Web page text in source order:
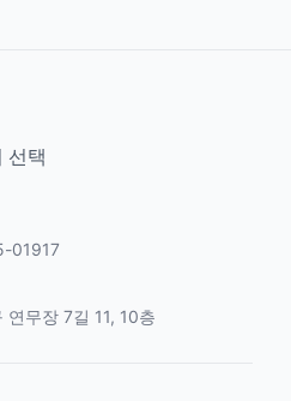
선택
01917
연무장 7길 11, 10층